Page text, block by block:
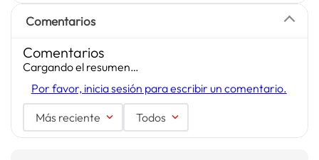
Comentarios
Comentarios
Cargando el resumen…
Por favor, inicia sesión para escribir un comentario.
Más reciente Todos